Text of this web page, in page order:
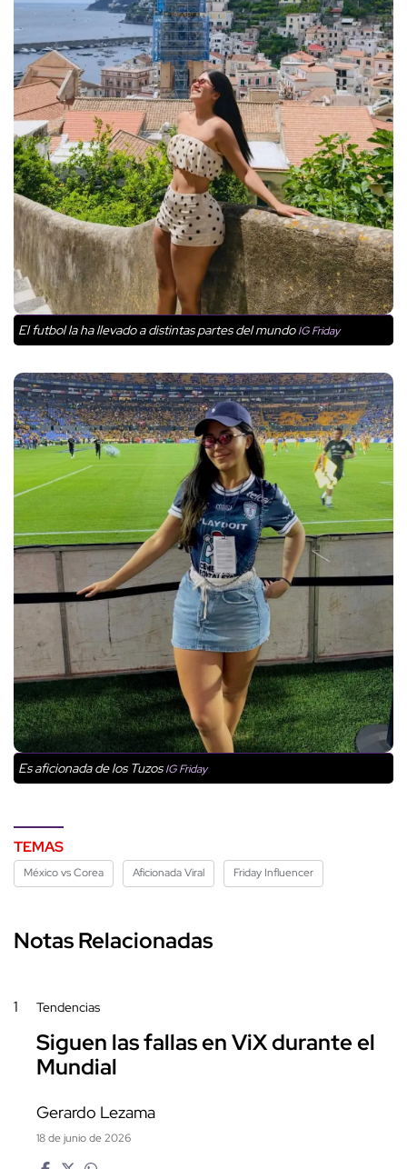
El futbol la ha llevado a distintas partes del mundoIG Friday
Es aficionada de los TuzosIG Friday
TEMAS
México vs Corea Aficionada Viral Friday Influencer
Notas Relacionadas
1 Tendencias
Siguen las fallas en ViX durante el
Mundial
Gerardo Lezama
18 de junio de 2026